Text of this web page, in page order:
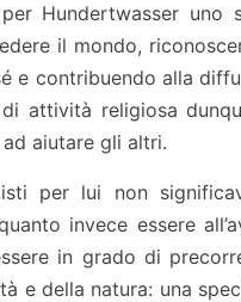
per Hundertwasser
il mondo,
e contribuendo alla
attività religiosa
aiutare gli altri.
per lui non
invece essere
in grado di
e della natura: una